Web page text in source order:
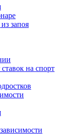
запоя
на спорт